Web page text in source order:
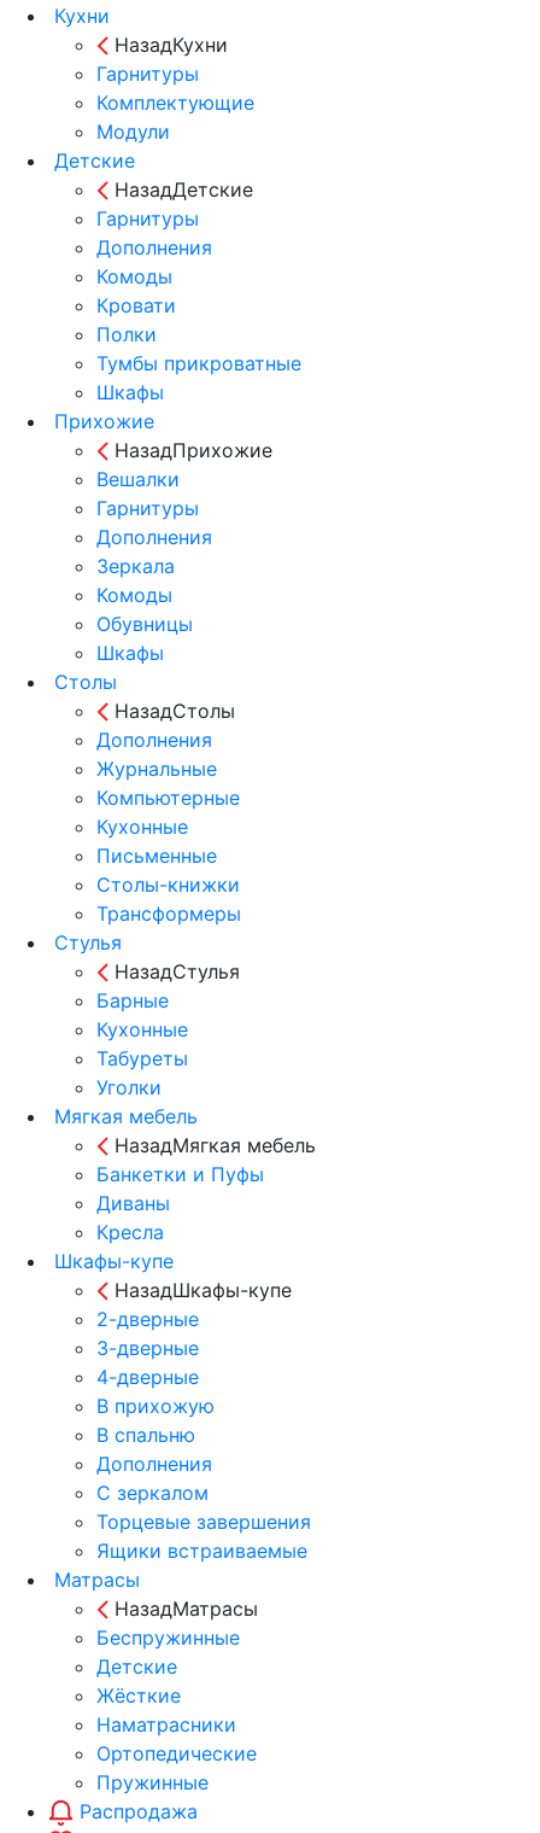
Кухни
НазадКухни
Гарнитуры
Комплектующие
Модули
Детские
НазадДетские
Гарнитуры
Дополнения
Комоды
Кровати
Полки
Тумбы прикроватные
Шкафы
Прихожие
НазадПрихожие
Вешалки
Гарнитуры
Дополнения
Зеркала
Комоды
Обувницы
Шкафы
Столы
НазадСтолы
Дополнения
Журнальные
Компьютерные
Кухонные
Письменные
Столы-книжки
Трансформеры
Стулья
НазадСтулья
Барные
Кухонные
Табуреты
Уголки
Мягкая мебель
НазадМягкая мебель
Банкетки и Пуфы
Диваны
Кресла
Шкафы-купе
НазадШкафы-купе
2-дверные
3-дверные
4-дверные
В прихожую
В спальню
Дополнения
С зеркалом
Торцевые завершения
Ящики встраиваемые
Матрасы
НазадМатрасы
Беспружинные
Детские
Жёсткие
Наматрасники
Ортопедические
Пружинные
Распродажа